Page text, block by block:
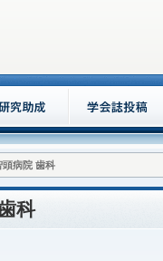
頭病院 歯科
科